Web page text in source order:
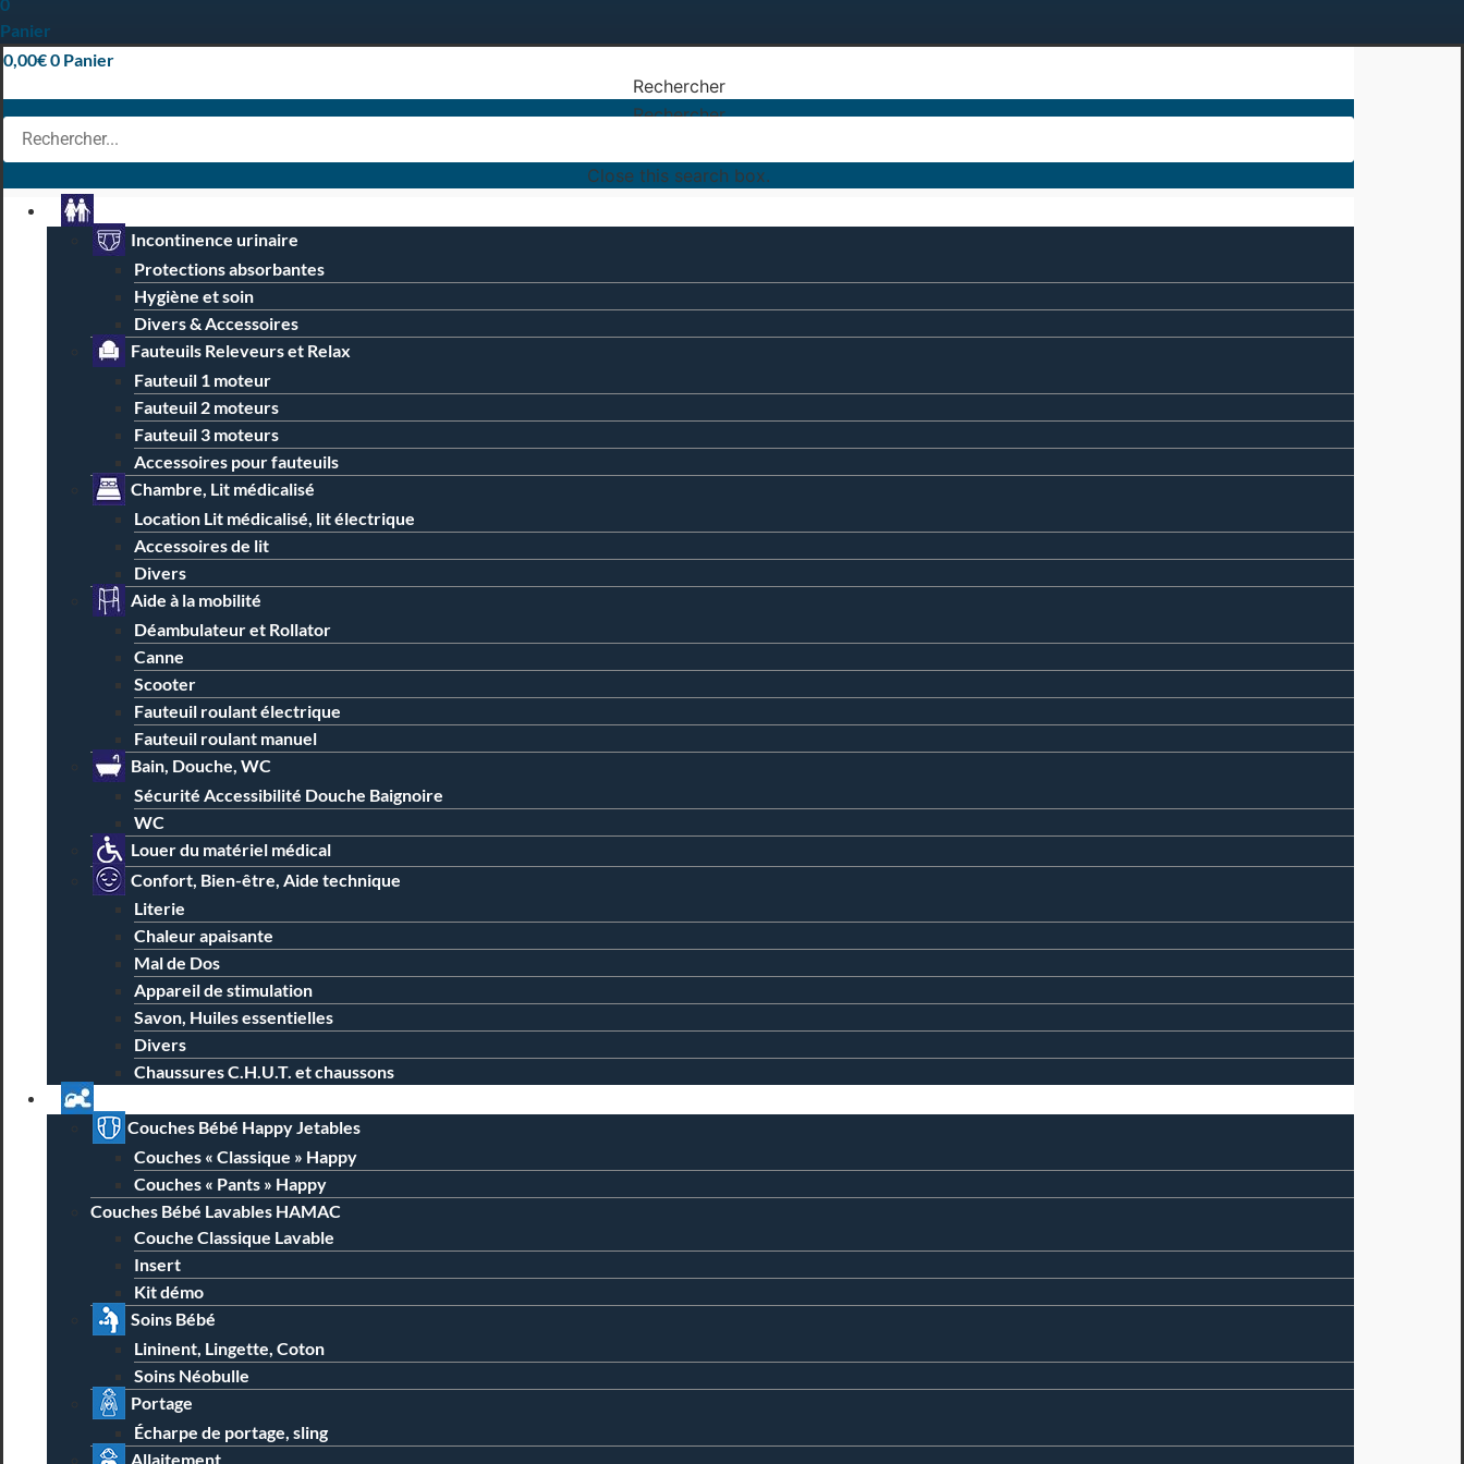
Panier
0,00€0 Panier
Rechercher
Rechercher
Close this search box.
Incontinence urinaire
Protections absorbantes
Hygiène et soin
Divers & Accessoires
Fauteuils Releveurs et Relax
Fauteuil 1 moteur
Fauteuil 2 moteurs
Fauteuil 3 moteurs
Accessoires pour fauteuils
Chambre, Lit médicalisé
Location Lit médicalisé, lit électrique
Accessoires de lit
Divers
Aide à la mobilité
Déambulateur et Rollator
Canne
Scooter
Fauteuil roulant électrique
Fauteuil roulant manuel
Bain, Douche, WC
Sécurité Accessibilité Douche Baignoire
WC
Louer du matériel médical
Confort, Bien-être, Aide technique
Literie
Chaleur apaisante
Mal de Dos
Appareil de stimulation
Savon, Huiles essentielles
Divers
Chaussures C.H.U.T. et chaussons
Couches Bébé Happy Jetables
Couches « Classique » Happy
Couches « Pants » Happy
Couches Bébé Lavables HAMAC
Couche Classique Lavable
Insert
Kit démo
Soins Bébé
Lininent, Lingette, Coton
Soins Néobulle
Portage
Écharpe de portage, sling
Allaitement